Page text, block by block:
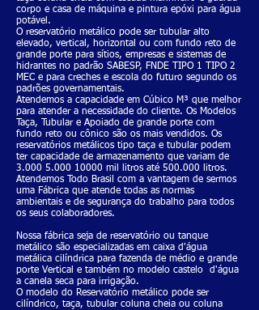
corpo e casa de máquina e pintura epóxi para água
potável.
O reservatório metálico pode ser tubular alto
elevado, vertical, horizontal ou com fundo reto de
grande porte para sítios, empresas e sistemas de
hidrantes no padrão SABESP, FNDE TIPO 1 TIPO 2
MEC e para creches e escola do futuro segundo os
padrões governamentais.
Atendemos a capacidade em Cúbico M³ que melhor
para atender a necessidade do cliente. Os Modelos
Taça, Tubular e Apoiado de grande porte com
fundo reto ou cônico são os mais vendidos. Os
reservatórios metálicos tipo taça e tubular podem
ter capacidade de armazenamento que variam de
3.000 5.000 10000 mil litros até 500.000 litros.
Atendemos Todo Brasil com a vantagem de sermos
uma Fábrica que atende todas as normas
ambientais e de segurança do trabalho para todos
os seus colaboradores.
Nossa fábrica seja de reservatório ou tanque
metálico são especializadas em caixa d'água
metálica cilíndrica para fazenda de médio e grande
porte Vertical e também no modelo castelo d'água
a canela seca para irrigação.
O modelo do Reservatório metálico pode ser
cilíndrico, taça, tubular coluna cheia ou coluna